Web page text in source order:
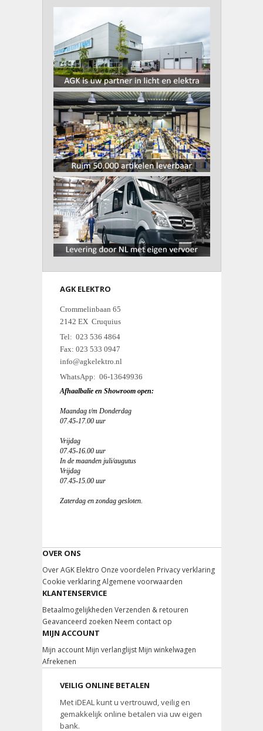
AGK ELEKTRO
Crommelinbaan 65
2142 EX Cruquius
Tel: 023 536 4864
Fax: 023 533 0947
info@agkelektro.nl
WhatsApp: 06-13649936
Afhaalbalie en Showroom open:
Maandag t/m Donderdag
07.45-17.00 uur
Vrijdag
07.45-16.00 uur
In de maanden juli/augutus
Vrijdag
07.45-15.00 uur
Zaterdag en zondag gesloten.
OVER ONS
Over AGK Elektro Onze voordelen Privacy verklaring
Cookie verklaring Algemene voorwaarden
KLANTENSERVICE
Betaalmogelijkheden Verzenden & retouren
Geavanceerd zoeken Neem contact op
MIJN ACCOUNT
Mijn account Mijn verlanglijst Mijn winkelwagen
Afrekenen
VEILIG ONLINE BETALEN
Met iDEAL kunt u vertrouwd, veilig en
gemakkelijk online betalen via uw eigen
bank.